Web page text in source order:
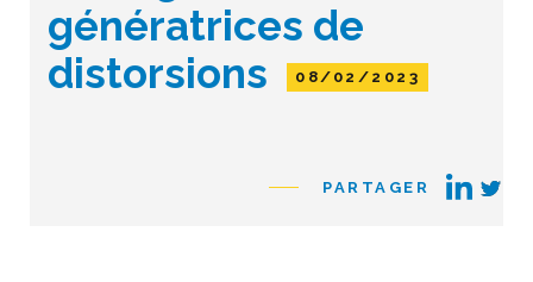
génératrices de
distorsions
08/02/2023
PARTAGER